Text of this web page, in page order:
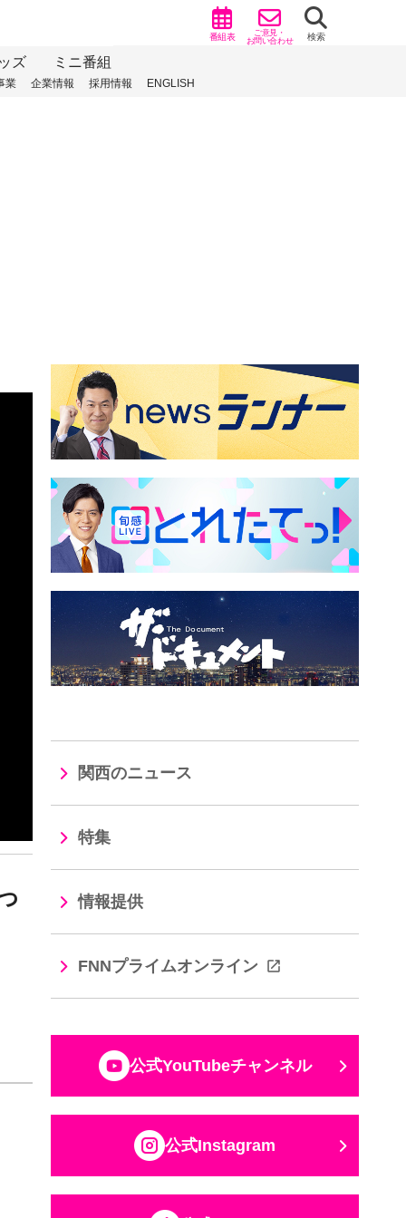
番組表 ご意見・
お問い合わせ 検索
ズ ミニ番組
業 企業情報 採用情報 ENGLISH
関西のニュース
特集
情報提供
FNNプライムオンライン
公式YouTubeチャンネル
公式Instagram